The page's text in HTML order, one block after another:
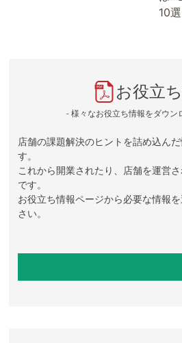
10
お役立
- 様々なお役立ち情報をダウン
店舗の課題解決のヒントを詰め込ん
す。
これから開業されたり、店舗を運営
です。
お役立ち情報ページから必要な情報
さい。